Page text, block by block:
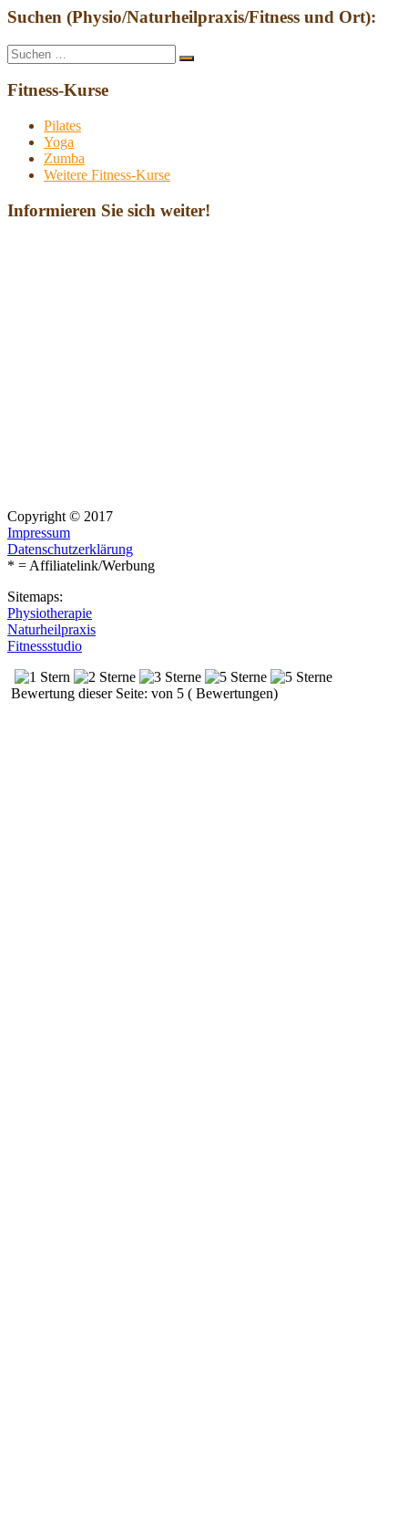
Suchen (Physio/Naturheilpraxis/Fitness und Ort):
Suche
nach:
Suchen
Fitness-Kurse
Pilates
Yoga
Zumba
Weitere Fitness-Kurse
Informieren Sie sich weiter!
Copyright © 2017
Impressum
Datenschutzerklärung
* = Affiliatelink/Werbung
Sitemaps:
Physiotherapie
Naturheilpraxis
Fitnessstudio
Bewertung dieser Seite: von 5 ( Bewertungen)